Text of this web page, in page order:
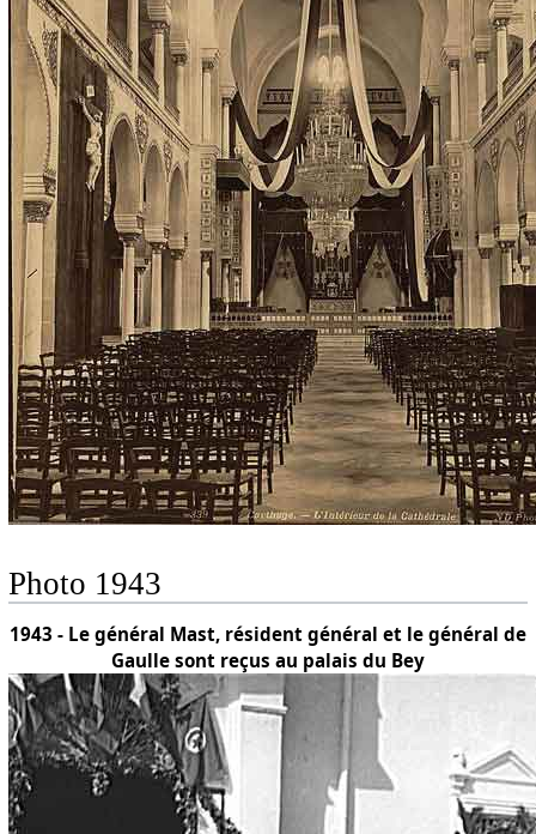
Photo 1943
1943 - Le général Mast, résident général et le général de
Gaulle sont reçus au palais du Bey